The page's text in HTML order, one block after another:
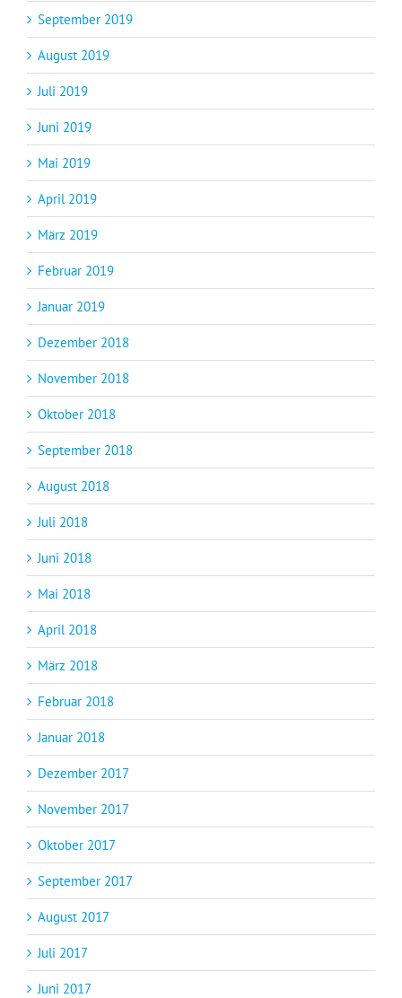
September 2019
August 2019
Juli 2019
Juni 2019
Mai 2019
April 2019
März 2019
Februar 2019
Januar 2019
Dezember 2018
November 2018
Oktober 2018
September 2018
August 2018
Juli 2018
Juni 2018
Mai 2018
April 2018
März 2018
Februar 2018
Januar 2018
Dezember 2017
November 2017
Oktober 2017
September 2017
August 2017
Juli 2017
Juni 2017